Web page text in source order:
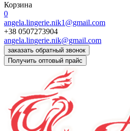
Корзина
0
angela.lingerie.nik1@gmail.com
+38 0507273904
angela.lingerie.nik@gmail.com
заказать обратный звонок
Получить оптовый прайс